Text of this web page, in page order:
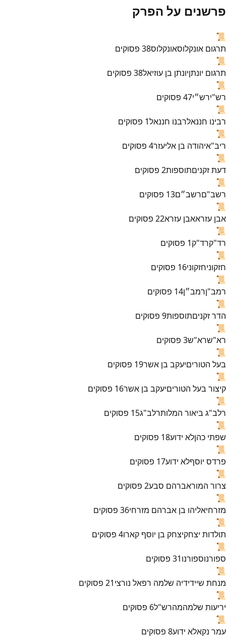
פרשנים על הפרק
📜
תרגום אונקלוסאונקלוס38 פסוקים
📜
תרגום יונתןיונתן בן עוזיאל38 פסוקים
📜
רש"ירש״י47 פסוקים
📜
רבינו חננאלרבנו חננאל1 פסוקים
📜
ריב"איהודה בן אליעזר4 פסוקים
📜
דעת זקניםתוספות2 פסוקים
📜
רשב"םרשב״ם13 פסוקים
📜
אבן עזראאבן עזרא22 פסוקים
📜
רד"קרד"ק1 פסוקים
📜
חזקוניחזקוני16 פסוקים
📜
רמב"ןרמב״ן14 פסוקים
📜
הדר זקניםתוספות9 פסוקים
📜
רא"שרא"ש3 פסוקים
📜
בעל הטוריםיעקב בן אשר19 פסוקים
📜
קיצור בעל הטוריםיעקב בן אשר16 פסוקים
📜
רלב"ג ביאור המלותרלב"ג15 פסוקים
📜
שפתי כהןלא ידוע18 פסוקים
📜
פרדס יוסףלא ידוע17 פסוקים
📜
צרור המוראברהם סבע2 פסוקים
📜
מזרחיאליהו בן אברהם מזרחי36 פסוקים
📜
תולדות יצחקיצחק בן יוסף קארו4 פסוקים
📜
ספורנוספורנו31 פסוקים
📜
מנחת שיידידיה שלמה רפאל נורצי21 פסוקים
📜
יריעות שלמהמהרש"ל6 פסוקים
📜
עמר נקאלא ידוע8 פסוקים